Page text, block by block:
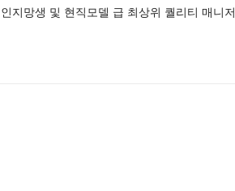
지망생 및 현직모델 급 최상위 퀄리티 매니